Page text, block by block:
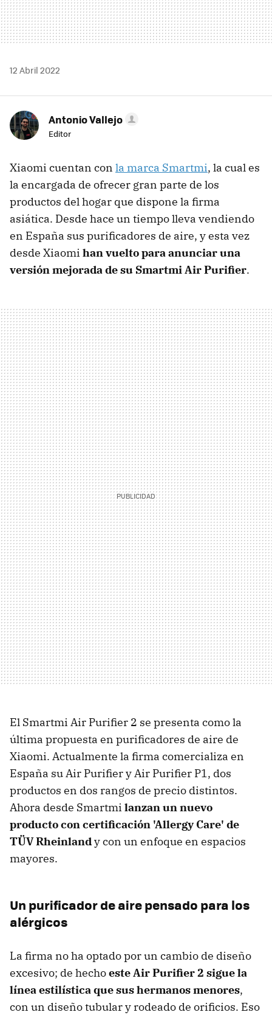
12 Abril 2022
Antonio Vallejo
Editor
Xiaomi cuentan con la marca Smartmi, la cual es
la encargada de ofrecer gran parte de los
productos del hogar que dispone la firma
asiática. Desde hace un tiempo lleva vendiendo
en España sus purificadores de aire, y esta vez
desde Xiaomi han vuelto para anunciar una
versión mejorada de su Smartmi Air Purifier.
El Smartmi Air Purifier 2 se presenta como la
última propuesta en purificadores de aire de
Xiaomi. Actualmente la firma comercializa en
España su Air Purifier y Air Purifier P1, dos
productos en dos rangos de precio distintos.
Ahora desde Smartmi lanzan un nuevo
producto con certificación 'Allergy Care' de
TÜV Rheinlandy con un enfoque en espacios
mayores.
Un purificador de aire pensado para los
alérgicos
La firma no ha optado por un cambio de diseño
excesivo; de hechoeste Air Purifier 2 sigue la
línea estilística que sus hermanos menores,
con un diseño tubular y rodeado de orificios. Eso